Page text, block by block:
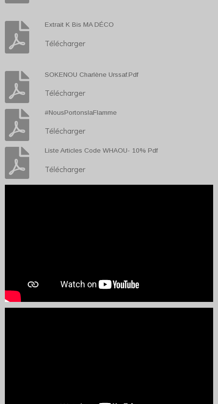
Extrait K Bis MA DÉCO
Télécharger
SOKENOU Charlène Urssaf.Pdf
Télécharger
#NousPortonslaFlamme
Télécharger
Liste Articles Code WHAOU- 10% Pdf
Télécharger